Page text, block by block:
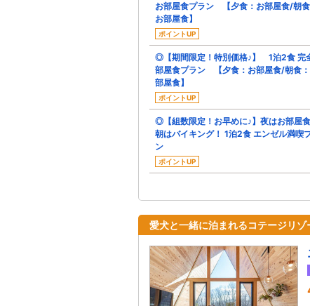
お部屋食プラン 【夕食：お部屋食/朝食
お部屋食】
ポイントUP
◎【期間限定！特別価格♪】 1泊2食 完
部屋食プラン 【夕食：お部屋食/朝食
部屋食】
ポイントUP
◎【組数限定！お早めに♪】夜はお部屋食
朝はバイキング！ 1泊2食 エンゼル満喫
ン
ポイントUP
愛犬と一緒に泊まれるコテージリゾ